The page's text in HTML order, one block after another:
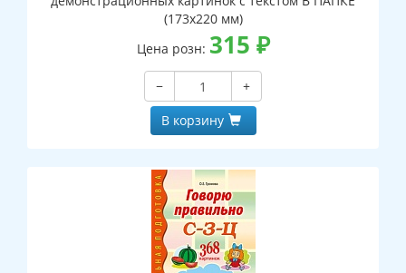
(173х220 мм)
Цена розн: 315 ₽
−
+
В корзину